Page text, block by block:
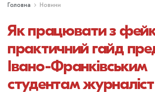
Головна Новини
Як працювати з
практичний гайд
Івано-Франківським
студентам